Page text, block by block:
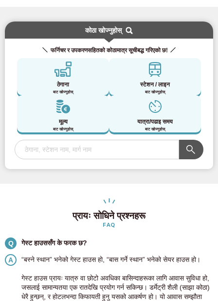
कोठा खोज्नुहोस्
फर्निचर र उपकरणसहितको कोठामात्र सूचीबद्ध गरिएको छ!
ठेगाना
बाट खोज्नुहोस्
स्टेशन / लाइन
बाट खोज्नुहोस्
मूल्य
बाट खोज्नुहोस्
यात्रा/पढाइ समय
बाट खोज्नुहोस्
प्रायः सोधिने प्रश्नहरू
FAQ
Q गेस्ट हाउससँग के फरक छ?
A “बस्ने स्थान” भनेको गेस्ट हाउस हो, “बास गर्ने स्थान” भनेको सेयर हाउस हो।
गेस्ट हाउस प्रायः यात्रु वा छोटो अवधिका बासिन्दाहरूका लागि आवास सुविधा हो,
जसलाई सामान्यतया एक रातदेखि प्रयोग गर्न सकिन्छ। डर्मेट्री शैली (साझा कोठा)
धेरै हुन्छन्, र होटलभन्दा किफायती हुनु यसको आकर्षण हो। यो आवास सम्झौता